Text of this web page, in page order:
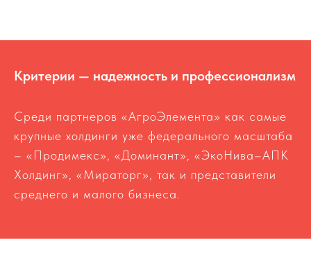
Критерии — надежность и профессионализм
Среди партнеров «АгроЭлемента» как самые
крупные холдинги уже федерального масштаба
– «Продимекс», «Доминант», «ЭкоНива–АПК
Холдинг», «Мираторг», так и представители
среднего и малого бизнеса.